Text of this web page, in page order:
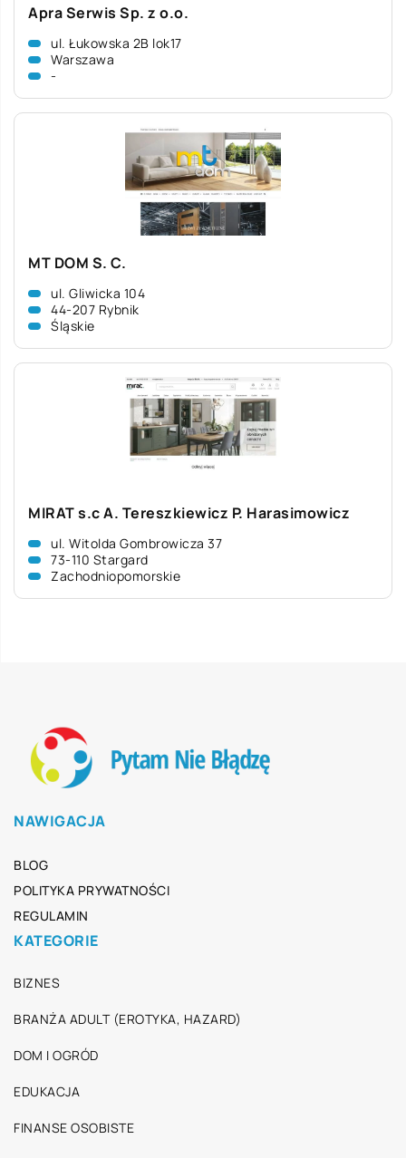
Apra Serwis Sp. z o.o.
ul. Łukowska 2B lok17
Warszawa
-
MT DOM S. C.
ul. Gliwicka 104
44-207 Rybnik
Śląskie
MIRAT s.c A. Tereszkiewicz P. Harasimowicz
ul. Witolda Gombrowicza 37
73-110 Stargard
Zachodniopomorskie
NAWIGACJA
BLOG
POLITYKA PRYWATNOŚCI
REGULAMIN
KATEGORIE
BIZNES
BRANŻA ADULT (EROTYKA, HAZARD)
DOM I OGRÓD
EDUKACJA
FINANSE OSOBISTE